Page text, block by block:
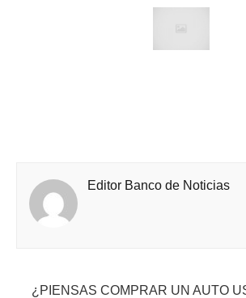
Editor Banco de Noticias
¿PIENSAS COMPRAR UN AUTO